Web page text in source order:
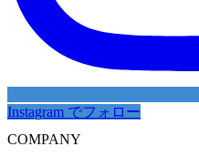
Instagram でフォロー
COMPANY